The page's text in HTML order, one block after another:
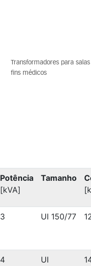
Transformadores para
fins médicos
Potência
[kVA]
Tamanho
3 UI 150/77
4
UI